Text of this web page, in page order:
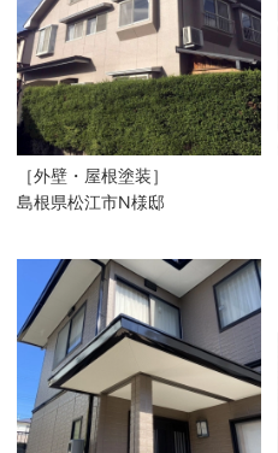
［外壁・屋根塗装］
島根県松江市N様邸